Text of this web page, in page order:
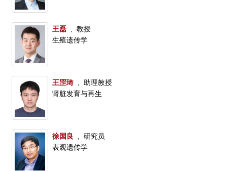
王磊 , 教授
生殖遗传学
王罡琦 , 助理教授
肾脏发育与再生
徐国良 , 研究员
表观遗传学